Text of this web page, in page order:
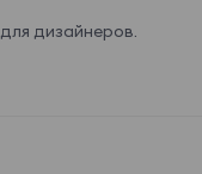
дизайнеров.